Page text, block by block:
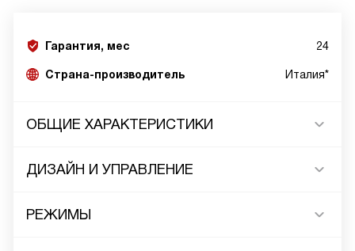
Гарантия, мес 24
Страна-производитель Италия*
ОБЩИЕ ХАРАКТЕРИСТИКИ
ДИЗАЙН И УПРАВЛЕНИЕ
РЕЖИМЫ